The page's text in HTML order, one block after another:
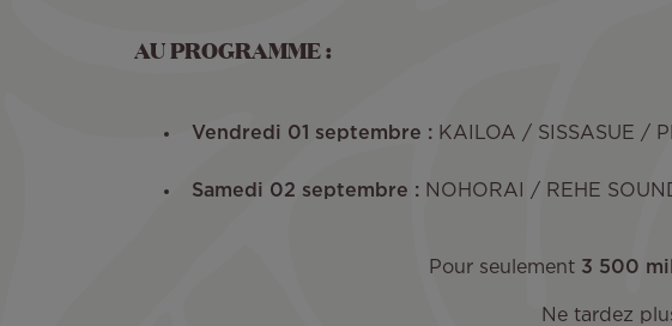
AU PROGRAMME :
Vendredi 01 septembre : KAILOA / SISSASUE /
Samedi 02 septembre : NOHORAI / REHE
Pour seulement3 500
Ne tardez